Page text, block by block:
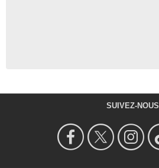
SUIVEZ-NOUS